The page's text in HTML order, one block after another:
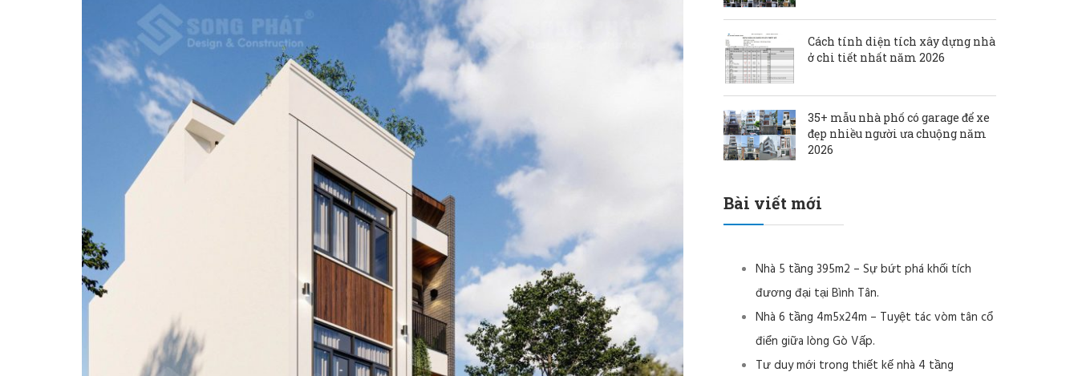
Cách tính diện tích xây dựng nhà
ở chi tiết nhất năm 2026
35+ mẫu nhà phố có garage để xe
đẹp nhiều người ưa chuộng năm
2026
Bài viết mới
Nhà 5 tầng 395m2 – Sự bứt phá khối tích
đương đại tại Bình Tân.
Nhà 6 tầng 4m5x24m – Tuyệt tác vòm tân cổ
điển giữa lòng Gò Vấp.
Tư duy mới trong thiết kế nhà 4 tầng